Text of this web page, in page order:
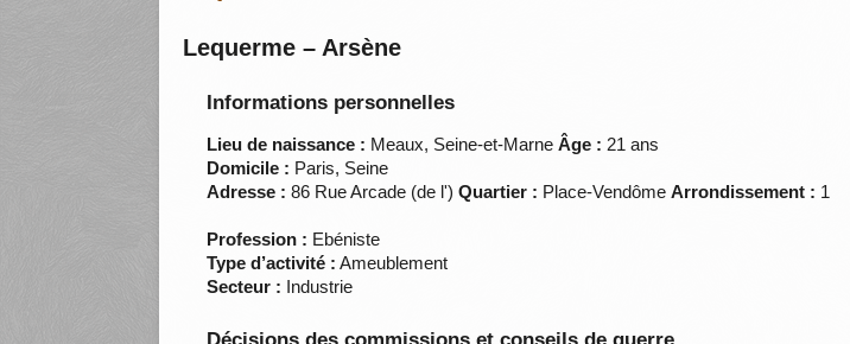
Lequerme – Arsène
Informations personnelles
Lieu de naissance : Meaux, Seine-et-Marne Âge : 21 ans
Domicile : Paris, Seine
Adresse : 86 Rue Arcade (de l')Quartier : Place-VendômeArrondissement : 1
Profession : Ebéniste
Type d’activité : Ameublement
Secteur : Industrie